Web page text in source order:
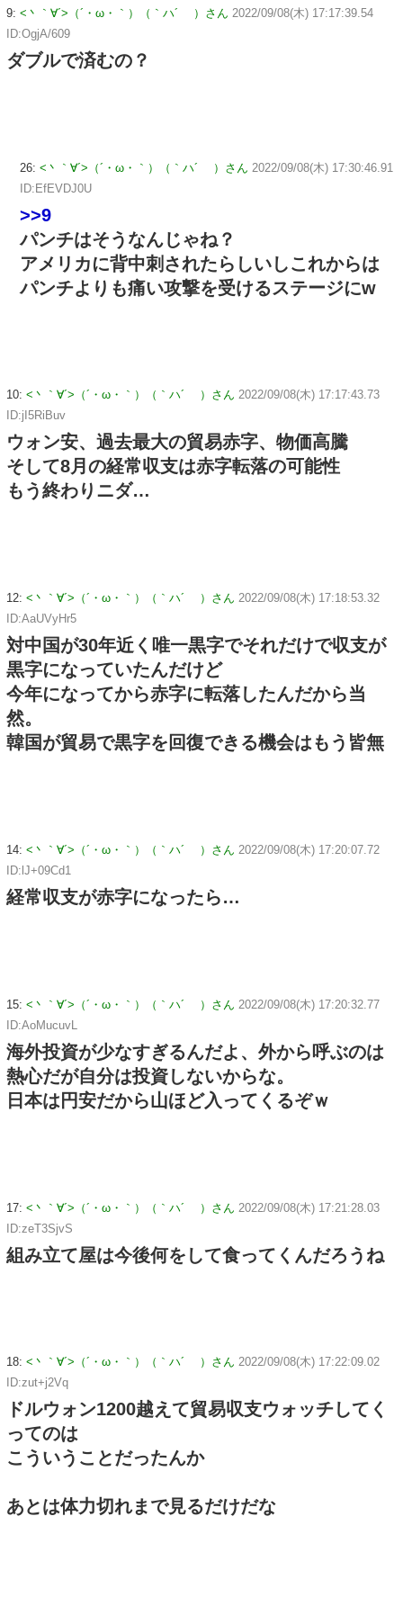
9: <丶｀∀´>（´・ω・｀）（｀ハ´ ）さん 2022/09/08(木) 17:17:39.54
ID:OgjA/609
ダブルで済むの？
26: <丶｀∀´>（´・ω・｀）（｀ハ´ ）さん 2022/09/08(木) 17:30:46.91
ID:EfEVDJ0U
>>9
パンチはそうなんじゃね？
アメリカに背中刺されたらしいしこれからは
パンチよりも痛い攻撃を受けるステージにw
10: <丶｀∀´>（´・ω・｀）（｀ハ´ ）さん 2022/09/08(木) 17:17:43.73
ID:jI5RiBuv
ウォン安、過去最大の貿易赤字、物価高騰
そして8月の経常収支は赤字転落の可能性
もう終わりニダ…
12: <丶｀∀´>（´・ω・｀）（｀ハ´ ）さん 2022/09/08(木) 17:18:53.32
ID:AaUVyHr5
対中国が30年近く唯一黒字でそれだけで収支が
黒字になっていたんだけど
今年になってから赤字に転落したんだから当
然。
韓国が貿易で黒字を回復できる機会はもう皆無
14: <丶｀∀´>（´・ω・｀）（｀ハ´ ）さん 2022/09/08(木) 17:20:07.72
ID:lJ+09Cd1
経常収支が赤字になったら…
15: <丶｀∀´>（´・ω・｀）（｀ハ´ ）さん 2022/09/08(木) 17:20:32.77
ID:AoMucuvL
海外投資が少なすぎるんだよ、外から呼ぶのは
熱心だが自分は投資しないからな。
日本は円安だから山ほど入ってくるぞｗ
17: <丶｀∀´>（´・ω・｀）（｀ハ´ ）さん 2022/09/08(木) 17:21:28.03
ID:zeT3SjvS
組み立て屋は今後何をして食ってくんだろうね
18: <丶｀∀´>（´・ω・｀）（｀ハ´ ）さん 2022/09/08(木) 17:22:09.02
ID:zut+j2Vq
ドルウォン1200越えて貿易収支ウォッチしてく
ってのは
こういうことだったんか
あとは体力切れまで見るだけだな